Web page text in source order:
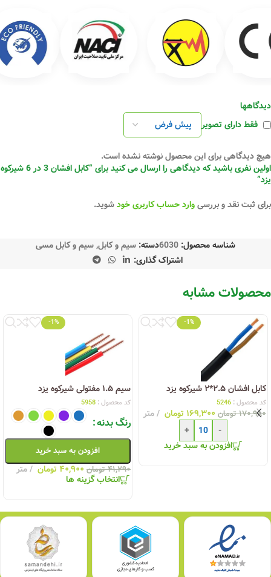
دیدگاهها
فقط دارای تصویر
هیچ دیدگاهی برای این محصول نوشته نشده است.
اولین نفری باشید که دیدگاهی را ارسال می کنید برای “کابل افشان 3 در 6 شیرکوه
یزد”
برای ثبت نقد و بررسیوارد حساب کاربری خودشوید.
شناسه محصول: 6030دسته: سیم و کابل,سیم و کابل مسی
اشتراک گذاری:
محصولات مشابه
-1%
کابل افشان ۲.۵*۲ شیرکوه یزد
کد محصول : 5246
۱۷۰,۹۸۰ تومان ۱۶۹,۳۰۰ تومان
متر
-
+
افزودن به سبد خرید
-1%
سیم ۱.۵ مفتولی شیرکوه یزد
کد محصول : 5958
رنگ بدنه
افزودن به سبد خرید
۴۱,۲۹۰ تومان ۴۰,۹۰۰ تومان متر
انتخاب گزینه ها